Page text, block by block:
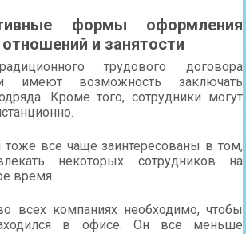
формы оформления
и занятости
трудового договора
имеют возможность заключать
Кроме того, сотрудники могут
тоже все чаще заинтересованы в том,
некоторых сотрудников на
время.
всех компаниях необходимо, чтобы
в офисе. Он все меньше